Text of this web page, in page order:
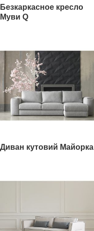
Безкаркасное кресло
Муви Q
Диван кутовий Майорка